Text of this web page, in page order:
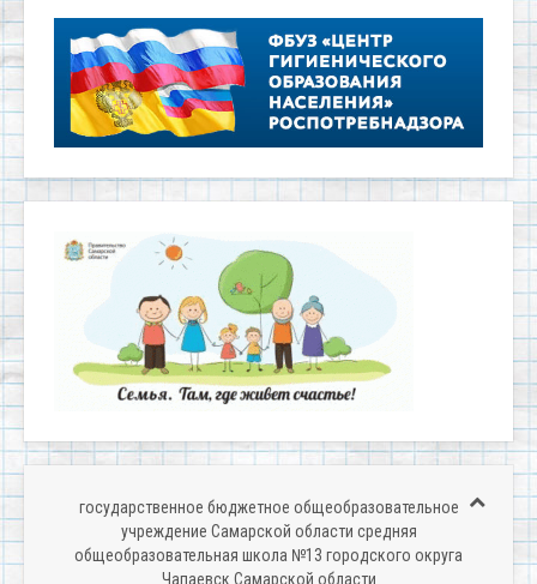
государственное бюджетное общеобразовательное
учреждение Самарской области средняя
общеобразовательная школа №13 городского округа
Чапаевск Самарской области